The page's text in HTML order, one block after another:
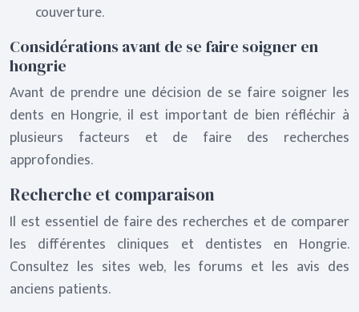
couverture.
Considérations avant de se faire soigner en
hongrie
Avant de prendre une décision de se faire soigner les
dents en Hongrie, il est important de bien réfléchir à
plusieurs facteurs et de faire des recherches
approfondies.
Recherche et comparaison
Il est essentiel de faire des recherches et de comparer
les différentes cliniques et dentistes en Hongrie.
Consultez les sites web, les forums et les avis des
anciens patients.